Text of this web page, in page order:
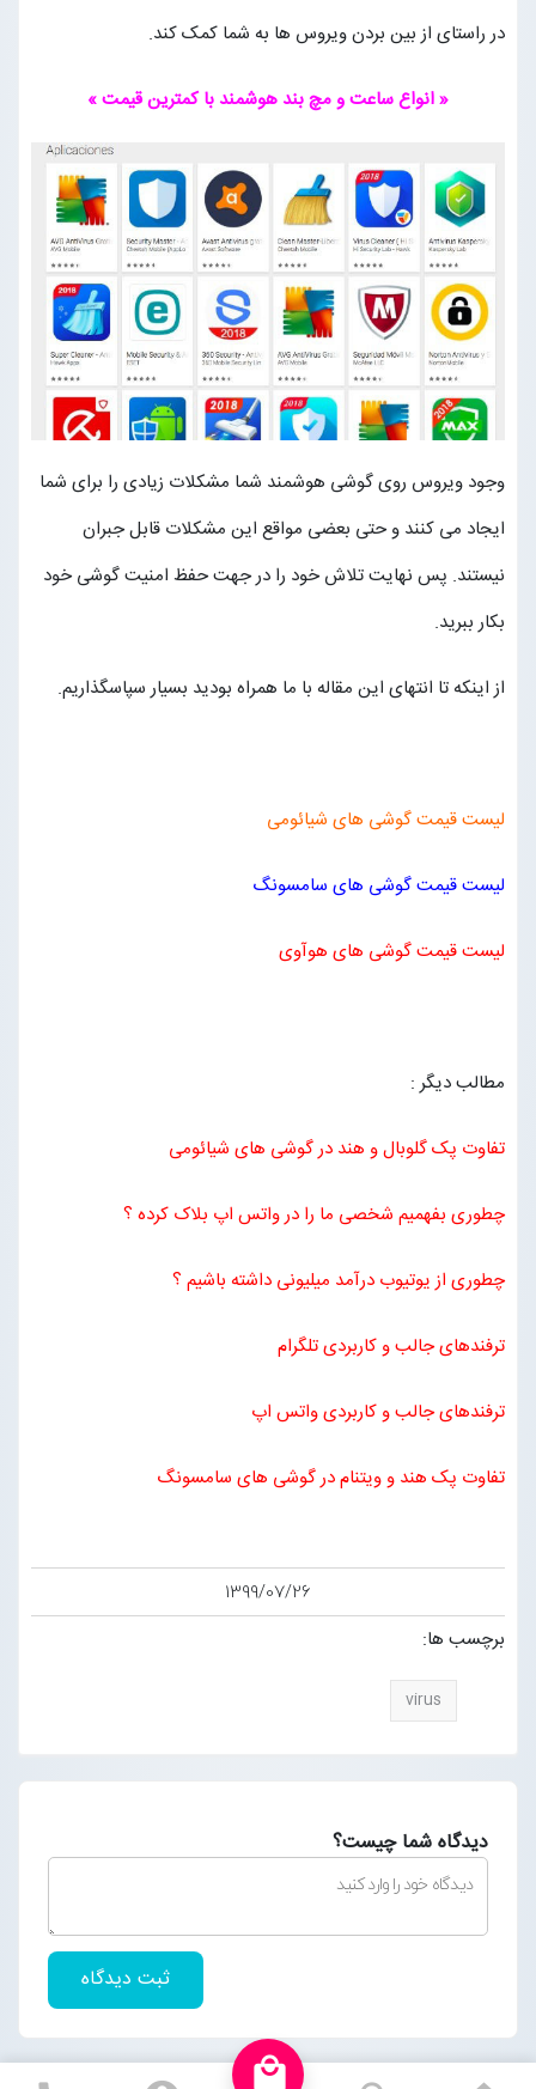
در راستای از بین بردن ویروس ها به شما کمک کند.
« انواع ساعت و مچ بند هوشمند با کمترین قیمت »
وجود ویروس روی گوشی هوشمند شما مشکلات زیادی را برای شما
ایجاد می کنند و حتی بعضی مواقع این مشکلات قابل جبران
نیستند. پس نهایت تلاش خود را در جهت حفظ امنیت گوشی خود
بکار ببرید.
از اینکه تا انتهای این مقاله با ما همراه بودید بسیار سپاسگذاریم.
لیست قیمت گوشی های شیائومی
لیست قیمت گوشی های سامسونگ
لیست قیمت گوشی های هوآوی
مطالب دیگر :
تفاوت پک گلوبال و هند در گوشی های شیائومی
چطوری بفهمیم شخصی ما را در واتس اپ بلاک کرده ؟
چطوری از یوتیوب درآمد میلیونی داشته باشیم ؟
ترفندهای جالب و کاربردی تلگرام
ترفندهای جالب و کاربردی واتس اپ
تفاوت پک هند و ویتنام در گوشی های سامسونگ
1399/07/26
برچسب ها:
virus
دیدگاه شما چیست؟
ثبت دیدگاه
local_mall